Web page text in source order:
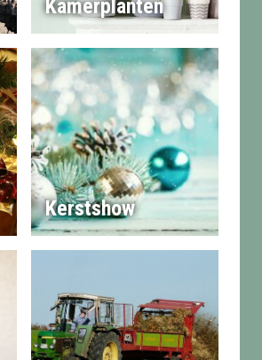
Kamerplanten
Kerstshow